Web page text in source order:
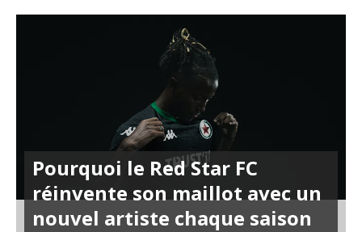
Pourquoi le Red Star FC
réinvente son maillot avec un
nouvel artiste chaque saison